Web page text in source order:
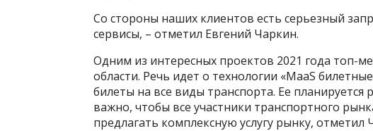
Со стороны наших клиентов есть серьезный
сервисы, – отметил Евгений Чаркин.
Одним из интересных проектов 2021 года топ-
области. Речь идет о технологии «MaaS
билеты на все виды транспорта. Ее планируется
важно, чтобы все участники транспортного
предлагать комплексную услугу рынку, отметил